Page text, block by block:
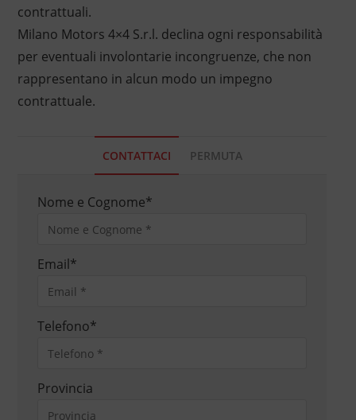
contrattuali.
Milano Motors 4×4 S.r.l. declina ogni responsabilità
per eventuali involontarie incongruenze, che non
rappresentano in alcun modo un impegno
contrattuale.
CONTATTACI PERMUTA
Nome e Cognome*
Email*
Telefono*
Provincia